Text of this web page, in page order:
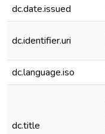
dc.date.issued
dc.identifier.uri
dc.language.iso
dc.title